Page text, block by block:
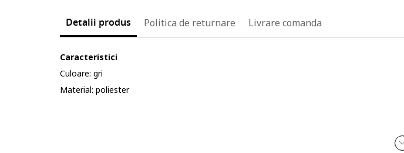
Detalii produs Politica de returnare Livrare comanda
Caracteristici
Culoare: gri
Material: poliester